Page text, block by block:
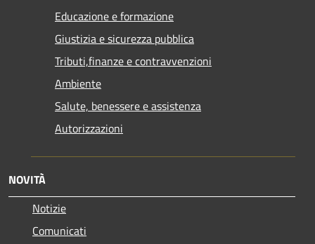
Educazione e formazione
Giustizia e sicurezza pubblica
Tributi,finanze e contravvenzioni
Ambiente
Salute, benessere e assistenza
Autorizzazioni
NOVITÀ
Notizie
Comunicati